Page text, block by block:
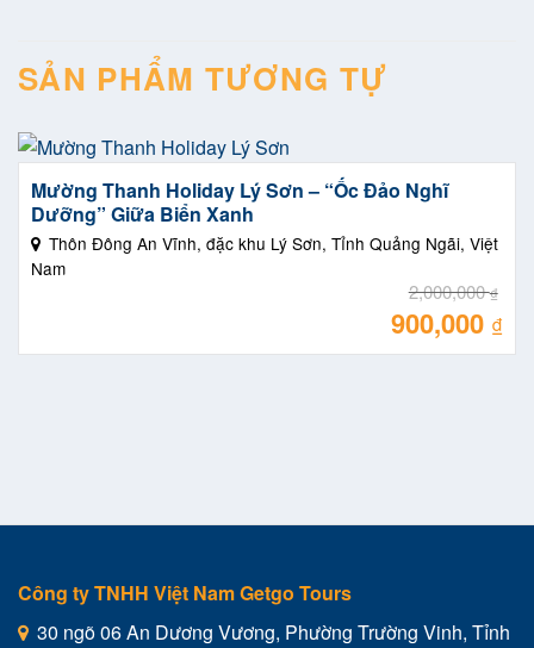
Chơi
Gì,
Chi
Tiết
Nhất
SẢN PHẨM TƯƠNG TỰ
Mường Thanh Holiday Lý Sơn – “Ốc Đảo Nghĩ
Dưỡng” Giữa Biển Xanh
Thôn Đông An Vĩnh, đặc khu Lý Sơn, Tỉnh Quảng Ngãi, Việt
Nam
2,000,000₫
gốc
900,000 ₫
Giá
Công ty TNHH Việt Nam Getgo Tours
30 ngõ 06 An Dương Vương, Phường Trường Vinh, Tỉnh